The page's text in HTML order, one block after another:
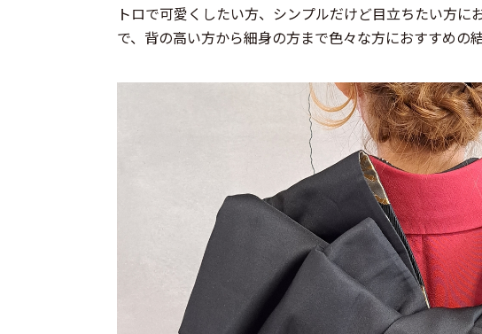
トロで可愛くしたい方、シンプルだけど目立ちたい方に
で、背の高い方から細身の方まで色々な方におすすめの結